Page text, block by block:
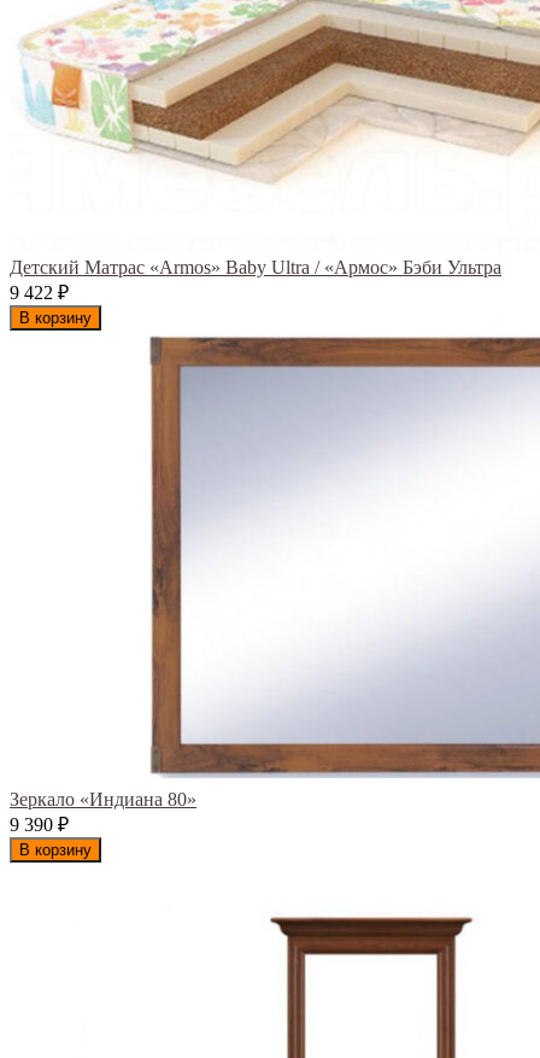
Детский Матрас «Armos» Baby Ultra / «Армос» Бэби Ультра
9 422 ₽
В корзину
Зеркало «Индиана 80»
9 390 ₽
В корзину